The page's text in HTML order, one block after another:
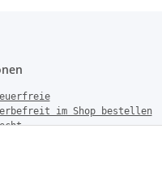
im Shop bestellen